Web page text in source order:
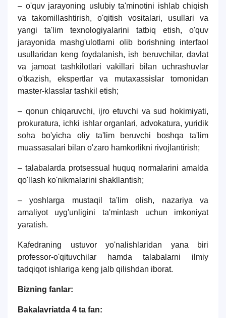
– o'quv jarayoning uslubiy ta'minotini ishlab chiqish
va takomillashtirish, o'qitish vositalari, usullari va
yangi ta'lim texnologiyalarini tatbiq etish, o'quv
jarayonida mashg'ulotlarni olib borishning interfaol
usullaridan keng foydalanish, ish beruvchilar, davlat
va jamoat tashkilotlari vakillari bilan uchrashuvlar
o'tkazish, ekspertlar va mutaxassislar tomonidan
master-klasslar tashkil etish;
– qonun chiqaruvchi, ijro etuvchi va sud hokimiyati,
prokuratura, ichki ishlar organlari, advokatura, yuridik
soha bo'yicha oliy ta'lim beruvchi boshqa ta'lim
muassasalari bilan o'zaro hamkorlikni rivojlantirish;
– talabalarda protsessual huquq normalarini amalda
qo'llash ko'nikmalarini shakllantish;
– yoshlarga mustaqil ta'lim olish, nazariya va
amaliyot uyg'unligini ta'minlash uchun imkoniyat
yaratish.
Kafedraning ustuvor yo'nalishlaridan yana biri
professor-o'qituvchilar hamda talabalarni ilmiy
tadqiqot ishlariga keng jalb qilishdan iborat.
Bizning fanlar:
Bakalavriatda 4 ta fan: